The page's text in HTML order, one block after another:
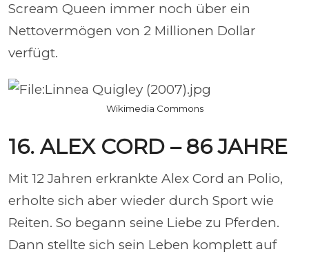
Scream Queen immer noch über ein
Nettovermögen von 2 Millionen Dollar
verfügt.
Wikimedia Commons
16. ALEX CORD – 86 JAHRE
Mit 12 Jahren erkrankte Alex Cord an Polio,
erholte sich aber wieder durch Sport wie
Reiten. So begann seine Liebe zu Pferden.
Dann stellte sich sein Leben komplett auf